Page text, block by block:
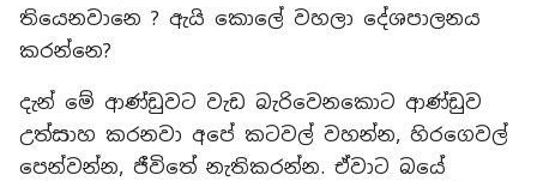
තියෙනවානෙ ? ඇයි කොලේ වහලා දේශපාලනය
කරන්නෙ?
දැන් මේ ආණ්ඩුවට වැඩ බැරිවෙනකොට ආණ්ඩුව
උත්සාහ කරනවා අපේ කටවල් වහන්න, හිරගෙවල්
පෙන්වන්න, ජීවිතේ නැතිකරන්න. ඒවාට බයේ